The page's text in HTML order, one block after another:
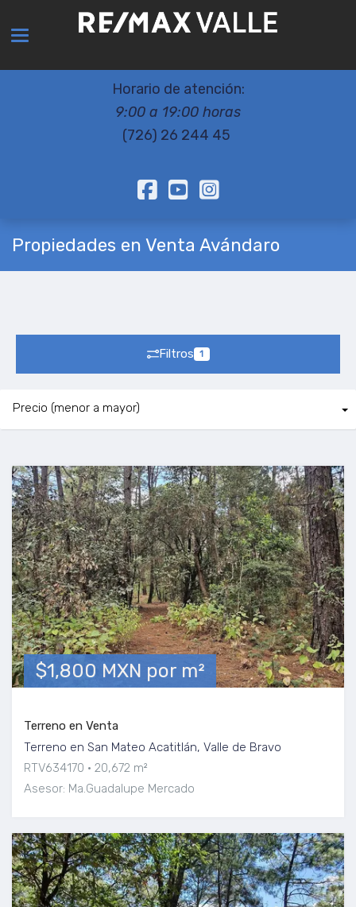
Toggle navigation
Horario de atención:
9:00 a 19:00 horas
(726) 26 244 45
Propiedades en Venta Avándaro
Filtros 1
$1,800 MXN por m²
Terreno en Venta
Terreno en San Mateo Acatitlán, Valle de Bravo
RTV634170
20,672 m²
Asesor: Ma.Guadalupe Mercado